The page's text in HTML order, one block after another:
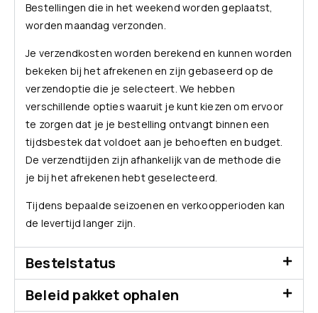
Bestellingen die in het weekend worden geplaatst,
worden maandag verzonden.
Je verzendkosten worden berekend en kunnen worden
bekeken bij het afrekenen en zijn gebaseerd op de
verzendoptie die je selecteert. We hebben
verschillende opties waaruit je kunt kiezen om ervoor
te zorgen dat je je bestelling ontvangt binnen een
tijdsbestek dat voldoet aan je behoeften en budget.
De verzendtijden zijn afhankelijk van de methode die
je bij het afrekenen hebt geselecteerd.
Tijdens bepaalde seizoenen en verkoopperioden kan
de levertijd langer zijn.
Bestelstatus
Beleid pakket ophalen